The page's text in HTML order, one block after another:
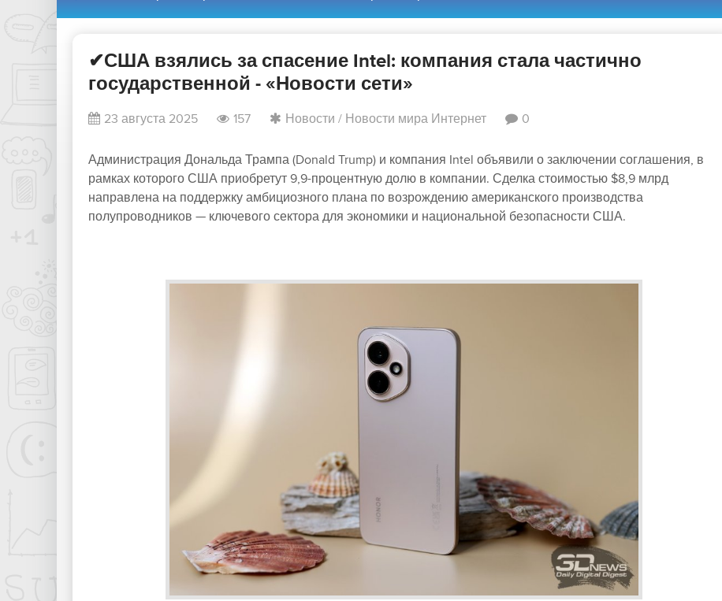
✔США взялись за спасение Intel: компания стала частично
государственной - «Новости сети»
23 августа 2025 157 Новости / Новости мира Интернет 0
Администрация Дональда Трампа (Donald Trump) и компания Intel объявили о заключении соглашения, в
рамках которого США приобретут 9,9-процентную долю в компании. Сделка стоимостью $8,9 млрд
направлена на поддержку амбициозного плана по возрождению американского производства
полупроводников — ключевого сектора для экономики и национальной безопасности США.